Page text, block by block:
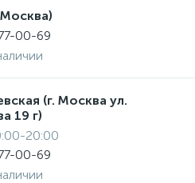
00-69
(г. Москва ул.
19 г)
20:00
00-69